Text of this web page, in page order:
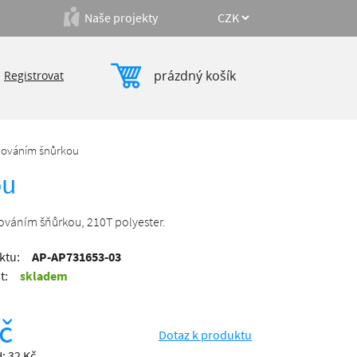
prázdný košík
Registrovat
Naše projekty
šnůrkou
šňůrkou, 210T polyester.
AP-AP731653-03
skladem
Dotaz k produktu